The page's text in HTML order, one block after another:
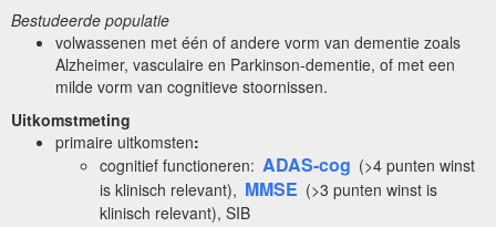
Bestudeerde populatie
volwassenen met één of andere vorm van dementie zoals
Alzheimer, vasculaire en Parkinson-dementie, of met een
milde vorm van cognitieve stoornissen.
Uitkomstmeting
primaire uitkomsten:
cognitief functioneren: ADAS-cog (>4 punten winst
is klinisch relevant), MMSE (>3 punten winst is
klinisch relevant), SIB